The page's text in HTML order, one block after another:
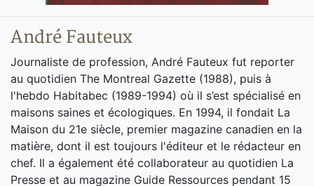
André Fauteux
Journaliste de profession, André Fauteux fut reporter
au quotidien The Montreal Gazette (1988), puis à
l'hebdo Habitabec (1989-1994) où il s’est spécialisé en
maisons saines et écologiques. En 1994, il fondait La
Maison du 21e siècle, premier magazine canadien en la
matière, dont il est toujours l'éditeur et le rédacteur en
chef. Il a également été collaborateur au quotidien La
Presse et au magazine Guide Ressources pendant 15